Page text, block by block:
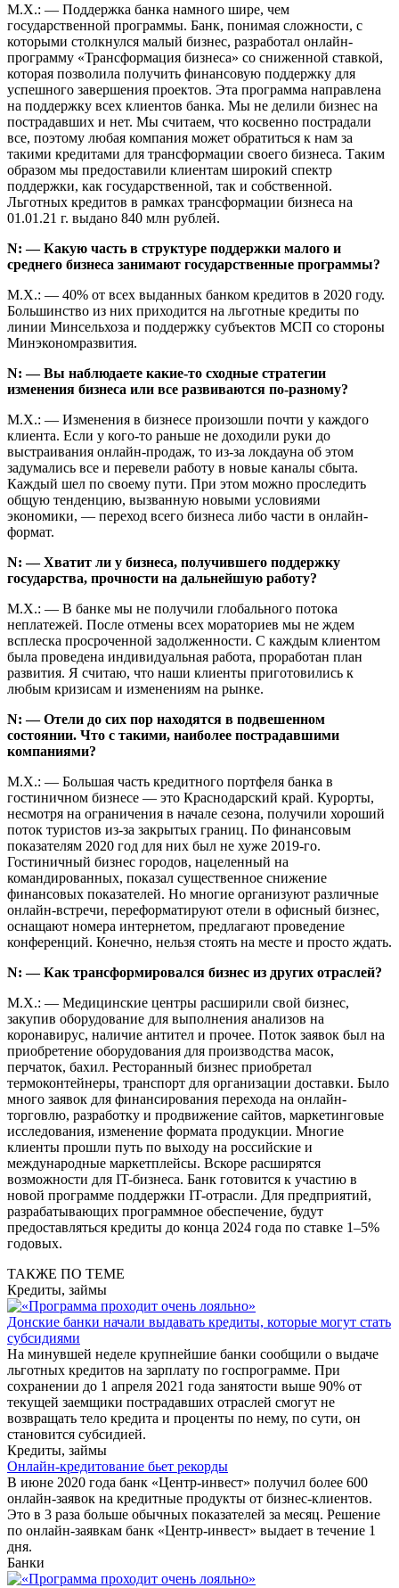
М.Х.: — Поддержка банка намного шире, чем
государственной программы. Банк, понимая сложности, с
которыми столкнулся малый бизнес, разработал онлайн-
программу «Трансформация бизнеса» со сниженной ставкой,
которая позволила получить финансовую поддержку для
успешного завершения проектов. Эта программа направлена
на поддержку всех клиентов банка. Мы не делили бизнес на
пострадавших и нет. Мы считаем, что косвенно пострадали
все, поэтому любая компания может обратиться к нам за
такими кредитами для трансформации своего бизнеса. Таким
образом мы предоставили клиентам широкий спектр
поддержки, как государственной, так и собственной.
Льготных кредитов в рамках трансформации бизнеса на
01.01.21 г. выдано 840 млн рублей.
N: — Какую часть в структуре поддержки малого и
среднего бизнеса занимают государственные программы?
М.Х.: — 40% от всех выданных банком кредитов в 2020 году.
Большинство из них приходится на льготные кредиты по
линии Минсельхоза и поддержку субъектов МСП со стороны
Минэкономразвития.
N: — Вы наблюдаете какие-то сходные стратегии
изменения бизнеса или все развиваются по-разному?
М.Х.: — Изменения в бизнесе произошли почти у каждого
клиента. Если у кого-то раньше не доходили руки до
выстраивания онлайн-продаж, то из-за локдауна об этом
задумались все и перевели работу в новые каналы сбыта.
Каждый шел по своему пути. При этом можно проследить
общую тенденцию, вызванную новыми условиями
экономики, — переход всего бизнеса либо части в онлайн-
формат.
N: — Хватит ли у бизнеса, получившего поддержку
государства, прочности на дальнейшую работу?
М.Х.: — В банке мы не получили глобального потока
неплатежей. После отмены всех мораториев мы не ждем
всплеска просроченной задолженности. С каждым клиентом
была проведена индивидуальная работа, проработан план
развития. Я считаю, что наши клиенты приготовились к
любым кризисам и изменениям на рынке.
N: — Отели до сих пор находятся в подвешенном
состоянии. Что с такими, наиболее пострадавшими
компаниями?
М.Х.: — Большая часть кредитного портфеля банка в
гостиничном бизнесе — это Краснодарский край. Курорты,
несмотря на ограничения в начале сезона, получили хороший
поток туристов из-за закрытых границ. По финансовым
показателям 2020 год для них был не хуже 2019-го.
Гостиничный бизнес городов, нацеленный на
командированных, показал существенное снижение
финансовых показателей. Но многие организуют различные
онлайн-встречи, переформатируют отели в офисный бизнес,
оснащают номера интернетом, предлагают проведение
конференций. Конечно, нельзя стоять на месте и просто ждать.
N: — Как трансформировался бизнес из других отраслей?
М.Х.: — Медицинские центры расширили свой бизнес,
закупив оборудование для выполнения анализов на
коронавирус, наличие антител и прочее. Поток заявок был на
приобретение оборудования для производства масок,
перчаток, бахил. Ресторанный бизнес приобретал
термоконтейнеры, транспорт для организации доставки. Было
много заявок для финансирования перехода на онлайн-
торговлю, разработку и продвижение сайтов, маркетинговые
исследования, изменение формата продукции. Многие
клиенты прошли путь по выходу на российские и
международные маркетплейсы. Вскоре расширятся
возможности для IT-бизнеса. Банк готовится к участию в
новой программе поддержки IT-отрасли. Для предприятий,
разрабатывающих программное обеспечение, будут
предоставляться кредиты до конца 2024 года по ставке 1–5%
годовых.
ТАКЖЕ ПО ТЕМЕ
Кредиты, займы
Донские банки начали выдавать кредиты, которые могут стать
субсидиями
На минувшей неделе крупнейшие банки сообщили о выдаче
льготных кредитов на зарплату по госпрограмме. При
сохранении до 1 апреля 2021 года занятости выше 90% от
текущей заемщики пострадавших отраслей смогут не
возвращать тело кредита и проценты по нему, по сути, он
становится субсидией.
Кредиты, займы
Онлайн-кредитование бьет рекорды
В июне 2020 года банк «Центр-инвест» получил более 600
онлайн-заявок на кредитные продукты от бизнес-клиентов.
Это в 3 раза больше обычных показателей за месяц. Решение
по онлайн-заявкам банк «Центр-инвест» выдает в течение 1
дня.
Банки